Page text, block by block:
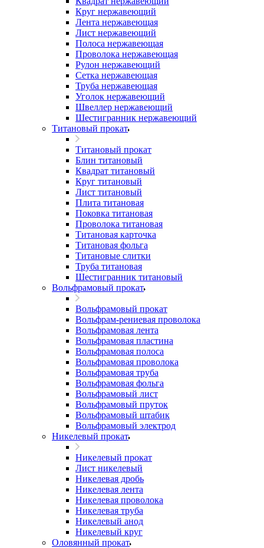
Круг нержавеющий
Лента нержавеющая
Лист нержавеющий
Полоса нержавеющая
Проволока нержавеющая
Рулон нержавеющий
Сетка нержавеющая
Труба нержавеющая
Уголок нержавеющий
Швеллер нержавеющий
Шестигранник нержавеющий
Титановый прокат
Титановый прокат
Блин титановый
Квадрат титановый
Круг титановый
Лист титановый
Плита титановая
Поковка титановая
Проволока титановая
Титановая карточка
Титановая фольга
Титановые слитки
Труба титановая
Шестигранник титановый
Вольфрамовый прокат
Вольфрамовый прокат
Вольфрам-рениевая проволока
Вольфрамовая лента
Вольфрамовая пластина
Вольфрамовая полоса
Вольфрамовая проволока
Вольфрамовая труба
Вольфрамовая фольга
Вольфрамовый лист
Вольфрамовый пруток
Вольфрамовый штабик
Вольфрамовый электрод
Никелевый прокат
Никелевый прокат
Лист никелевый
Никелевая дробь
Никелевая лента
Никелевая проволока
Никелевая труба
Никелевый анод
Никелевый круг
Оловянный прокат